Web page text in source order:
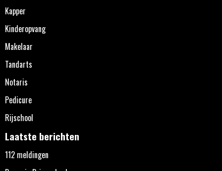
Kapper
Kinderopvang
Makelaar
Tandarts
Notaris
Pedicure
Rijschool
Laatste berichten
112 meldingen